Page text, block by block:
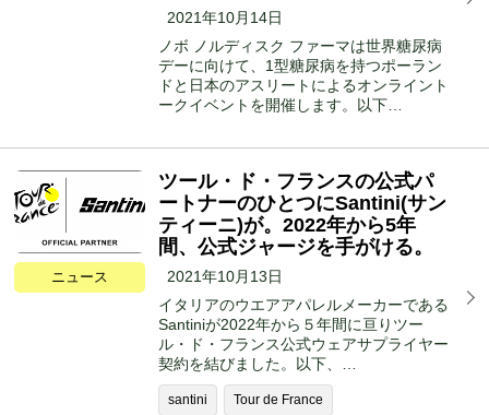
2021年10月14日
ノボ ノルディスク ファーマは世界糖尿病
デーに向けて、1型糖尿病を持つポーラン
ドと日本のアスリートによるオンライント
ークイベントを開催します。以下…
ニュース
ツール・ド・フランスの公式パ
ートナーのひとつにSantini(サン
ティーニ)が。2022年から5年
間、公式ジャージを手がける。
2021年10月13日
イタリアのウエアアパレルメーカーである
Santiniが2022年から５年間に亘りツー
ル・ド・フランス公式ウェアサプライヤー
契約を結びました。以下、…
santini Tour de France